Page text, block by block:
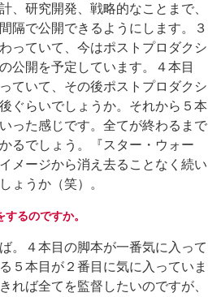
、研究開発、戦略的なことまで、
隔で公開できるようにします。３
っていて、今はポストプロダクシ
公開を予定しています。４本目
ていて、その後ポストプロダクシ
ぐらいでしょうか。それから５本
った感じです。全てが終わるまで
るでしょう。『スター・ウォー
メージから消え去ることなく続い
ょうか（笑）。
るのですか。
。４本目の脚本が一番気に入って
５本目が２番目に気に入っていま
れば全てを監督したいのですが、